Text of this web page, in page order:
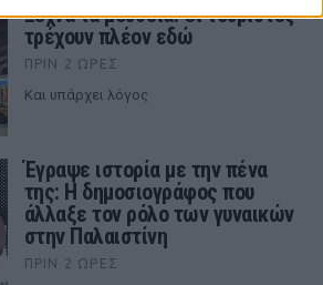
Ξέχνα τα μουσεία: Οι τουρίστες
τρέχουν πλέον εδώ
ΠΡΙΝ 2 ΏΡΕΣ
Και υπάρχει λόγος
Έγραψε ιστορία με την πένα
της: Η δημοσιογράφος που
άλλαξε τον ρόλο των γυναικών
στην Παλαιστίνη
ΠΡΙΝ 2 ΏΡΕΣ